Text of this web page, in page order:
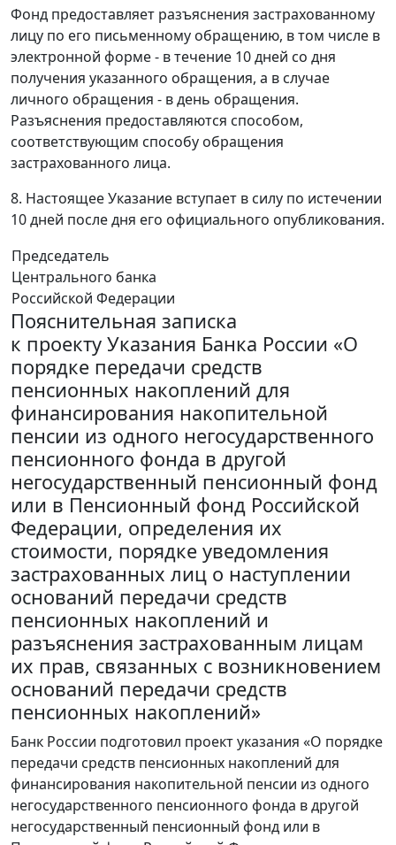
Фонд предоставляет разъяснения застрахованному
лицу по его письменному обращению, в том числе в
электронной форме - в течение 10 дней со дня
получения указанного обращения, а в случае
личного обращения - в день обращения.
Разъяснения предоставляются способом,
соответствующим способу обращения
застрахованного лица.
8. Настоящее Указание вступает в силу по истечении
10 дней после дня его официального опубликования.
Председатель
Центрального банка
Российской Федерации
Пояснительная записка
к проекту Указания Банка России «О
порядке передачи средств
пенсионных накоплений для
финансирования накопительной
пенсии из одного негосударственного
пенсионного фонда в другой
негосударственный пенсионный фонд
или в Пенсионный фонд Российской
Федерации, определения их
стоимости, порядке уведомления
застрахованных лиц о наступлении
оснований передачи средств
пенсионных накоплений и
разъяснения застрахованным лицам
их прав, связанных с возникновением
оснований передачи средств
пенсионных накоплений»
Банк России подготовил проект указания «О порядке
передачи средств пенсионных накоплений для
финансирования накопительной пенсии из одного
негосударственного пенсионного фонда в другой
негосударственный пенсионный фонд или в